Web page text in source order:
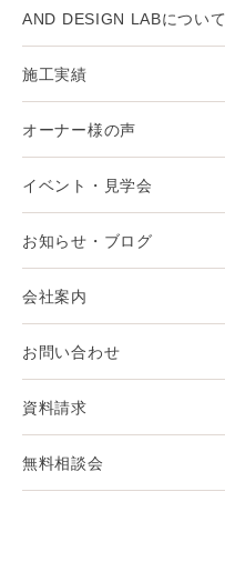
AND DESIGN LABについて
施工実績
オーナー様の声
イベント・見学会
お知らせ・ブログ
会社案内
お問い合わせ
資料請求
無料相談会